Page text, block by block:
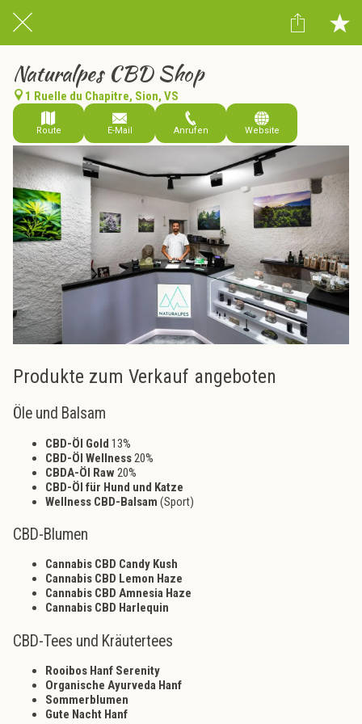
Naturalpes CBD Shop
1 Ruelle du Chapitre, Sion, VS
Route E-Mail Anrufen Website
Produkte zum Verkauf angeboten
Öle und Balsam
CBD-Öl Gold 13%
CBD-Öl Wellness20%
CBDA-Öl Raw20%
CBD-Öl für Hund und Katze
Wellness CBD-Balsam (Sport)
CBD-Blumen
Cannabis CBD Candy Kush
Cannabis CBD Lemon Haze
Cannabis CBD Amnesia Haze
Cannabis CBD Harlequin
CBD-Tees und Kräutertees
Rooibos Hanf Serenity
Organische Ayurveda Hanf
Sommerblumen
Gute Nacht Hanf